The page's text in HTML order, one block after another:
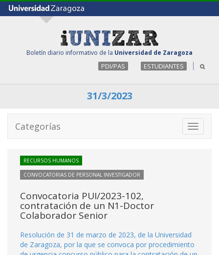
Boletín diario informativo de la Universidad de Zaragoza
PDI/PAS ESTUDIANTES
31/3/2023
Toggle
Categorías
RECURSOS HUMANOS
CONVOCATORIAS DE PERSONAL INVESTIGADOR
Convocatoria PUI/2023-102,
contratación de un N1-Doctor
Colaborador Senior
Resolución de 31 de marzo de 2023, de la Universidad
de Zaragoza, por la que se convoca por procedimiento